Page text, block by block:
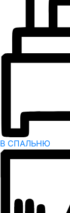
В СПАЛЬНЮ